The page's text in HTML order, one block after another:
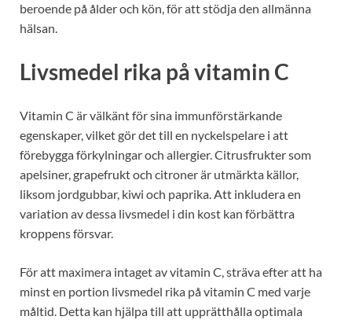
beroende på ålder och kön, för att stödja den allmänna
hälsan.
Livsmedel rika på vitamin C
Vitamin C är välkänt för sina immunförstärkande
egenskaper, vilket gör det till en nyckelspelare i att
förebygga förkylningar och allergier. Citrusfrukter som
apelsiner, grapefrukt och citroner är utmärkta källor,
liksom jordgubbar, kiwi och paprika. Att inkludera en
variation av dessa livsmedel i din kost kan förbättra
kroppens försvar.
För att maximera intaget av vitamin C, sträva efter att ha
minst en portion livsmedel rika på vitamin C med varje
måltid. Detta kan hjälpa till att upprätthålla optimala